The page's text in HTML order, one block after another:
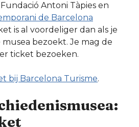
Fundació Antoni Tàpies en
de Barcelona
is al voordeliger dan als je
bezoekt. Je mag de
ticket bezoeken.
bij Barcelona Turisme.